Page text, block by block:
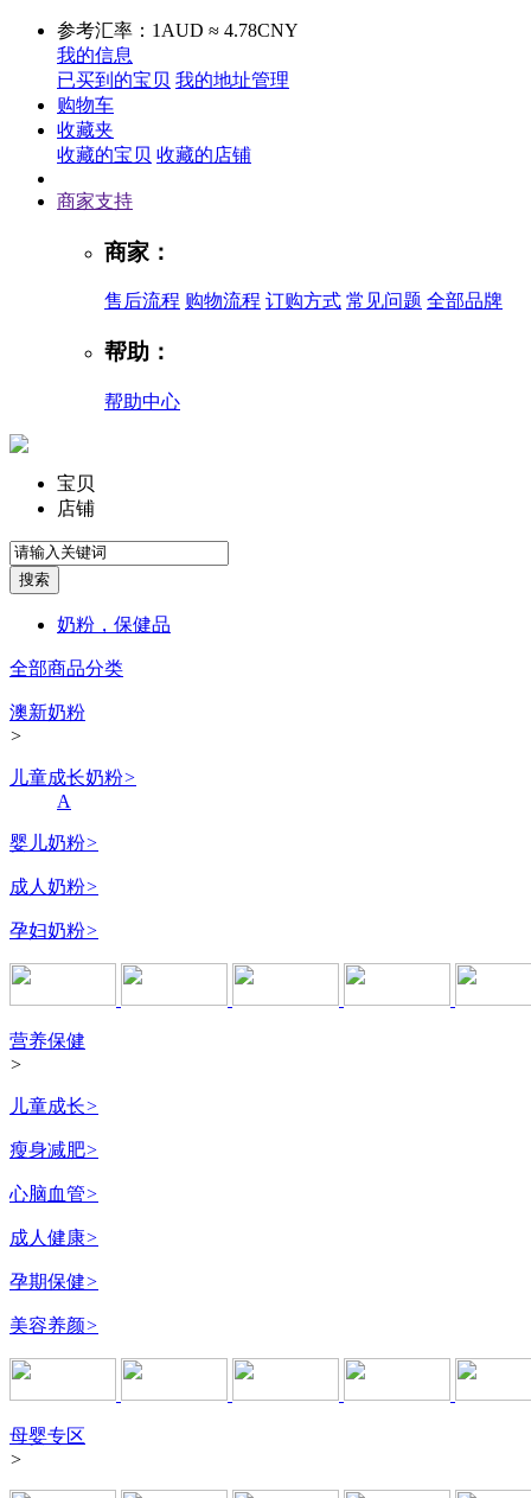
参考汇率：1AUD ≈ 4.78CNY
我的信息
已买到的宝贝 我的地址管理
购物车
收藏夹
收藏的宝贝 收藏的店铺
商家支持
商家：
售后流程 购物流程 订购方式 常见问题 全部品牌
帮助：
帮助中心
宝贝
店铺
奶粉，保健品
全部商品分类
澳新奶粉
>
儿童成长奶粉>
A
婴儿奶粉>
成人奶粉>
孕妇奶粉>
营养保健
>
儿童成长>
瘦身减肥>
心脑血管>
成人健康>
孕期保健>
美容养颜>
母婴专区
>